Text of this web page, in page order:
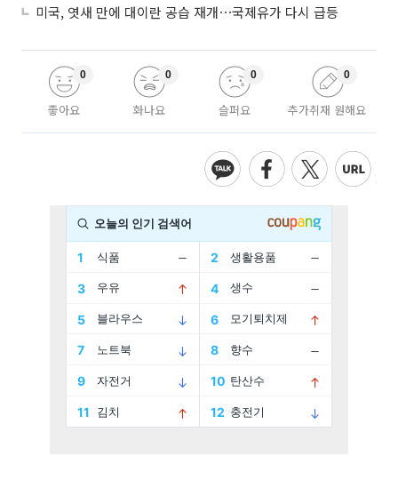
미국, 엿새 만에 대이란 공습 재개⋯국제유가 다시 급등
좋아요
0
화나요
0
슬퍼요
0
추가취재 원해요
0